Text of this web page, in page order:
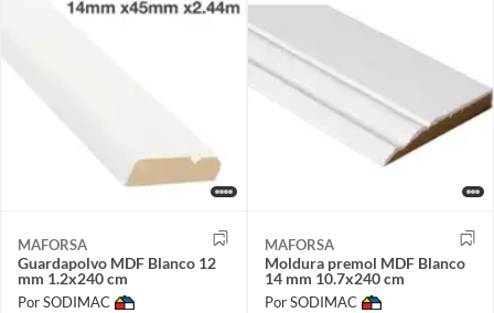
MAFORSA
Guardapolvo MDF Blanco 12
mm 1.2x240 cm
Por SODIMAC
MAFORSA
Moldura premol MDF Blanco
14 mm 10.7x240 cm
Por SODIMAC